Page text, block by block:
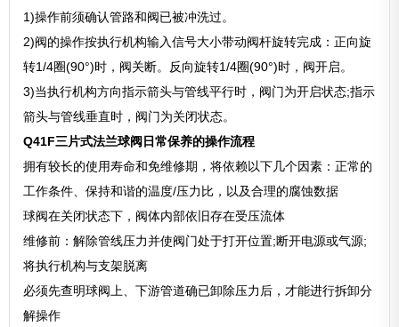
1)操作前须确认管路和阀已被冲洗过。
2)阀的操作按执行机构输入信号大小带动阀杆旋转完成：正向旋
转1/4圈(90°)时，阀关断。反向旋转1/4圈(90°)时，阀开启。
3)当执行机构方向指示箭头与管线平行时，阀门为开启状态;指示
箭头与管线垂直时，阀门为关闭状态。
Q41F三片式法兰球阀日常保养的操作流程
拥有较长的使用寿命和免维修期，将依赖以下几个因素：正常的
工作条件、保持和谐的温度/压力比，以及合理的腐蚀数据
球阀在关闭状态下，阀体内部依旧存在受压流体
维修前：解除管线压力并使阀门处于打开位置;断开电源或气源;
将执行机构与支架脱离
必须先查明球阀上、下游管道确已卸除压力后，才能进行拆卸分
解操作